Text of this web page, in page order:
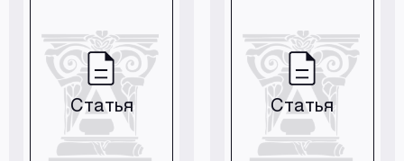
развития
градостроительства и
природопреобразующей,
средоформирующей
функции.
Статья Статья